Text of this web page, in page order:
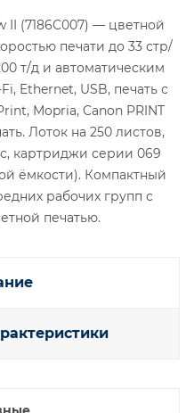
II (7186C007) — цветной
печати до 33 стр/
т/д и автоматическим
Ethernet, USB, печать с
Mopria, Canon PRINT
Лоток на 250 листов,
картриджи серии 069
ёмкости). Компактный
рабочих групп с
печатью.